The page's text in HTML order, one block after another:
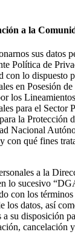
a la
sus datos
Política de
con lo dispuesto
en Posesión
los
para el Sector
la Protección
Nacional
qué fines
a la
lo sucesivo
con los
los datos, así
su disposición
cancelación